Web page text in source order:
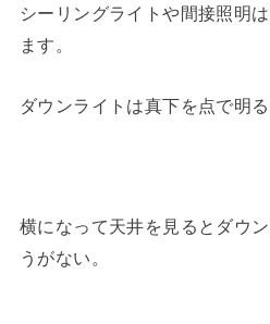
シーリングライトや間接照明
ます。
ダウンライトは真下を点で明る
横になって天井を見るとダウ
うがない。